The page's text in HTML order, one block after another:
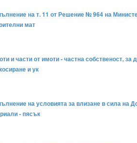
на т. 11 от Решение № 964 на
мат
и части от имоти - частна собственост,
и ук
на условията за влизане в сила на
- пясък